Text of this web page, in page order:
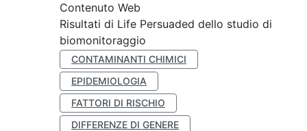
Contenuto Web
Risultati di Life Persuaded dello studio di
biomonitoraggio
CONTAMINANTI CHIMICI
EPIDEMIOLOGIA
FATTORI DI RISCHIO
DIFFERENZE DI GENERE